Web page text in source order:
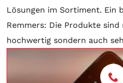
Lösungen im Sortiment. Ein
Remmers: Die Produkte
hochwertig sondern auch